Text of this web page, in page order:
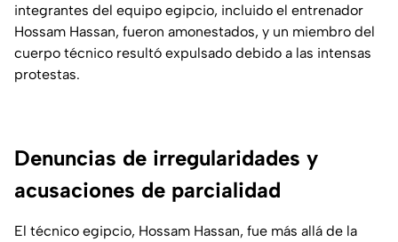
integrantes del equipo egipcio, incluido el entrenador
Hossam Hassan, fueron amonestados, y un miembro del
cuerpo técnico resultó expulsado debido a las intensas
protestas.
Denuncias de irregularidades y
acusaciones de parcialidad
El técnico egipcio, Hossam Hassan, fue más allá de la